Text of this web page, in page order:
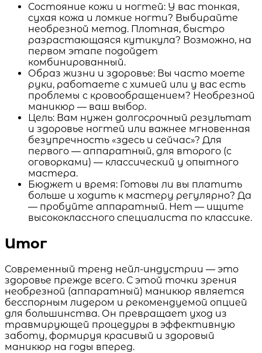
Состояние кожи и ногтей: У вас тонкая,
сухая кожа и ломкие ногти? Выбирайте
необрезной метод. Плотная, быстро
разрастающаяся кутикула? Возможно, на
первом этапе подойдет
комбинированный.
Образ жизни и здоровье: Вы часто моете
руки, работаете с химией или у вас есть
проблемы с кровообращением? Необрезной
маникюр — ваш выбор.
Цель: Вам нужен долгосрочный результат
и здоровье ногтей или важнее мгновенная
безупречность «здесь и сейчас»? Для
первого — аппаратный, для второго (с
оговорками) — классический у опытного
мастера.
Бюджет и время: Готовы ли вы платить
больше и ходить к мастеру регулярно? Да
— пробуйте аппаратный. Нет — ищите
высококлассного специалиста по классике.
Итог
Современный тренд нейл-индустрии — это
здоровье прежде всего. С этой точки зрения
необрезной (аппаратный) маникюр является
бесспорным лидером и рекомендуемой опцией
для большинства. Он превращает уход из
травмирующей процедуры в эффективную
заботу, формируя красивый и здоровый
маникюр на годы вперед.